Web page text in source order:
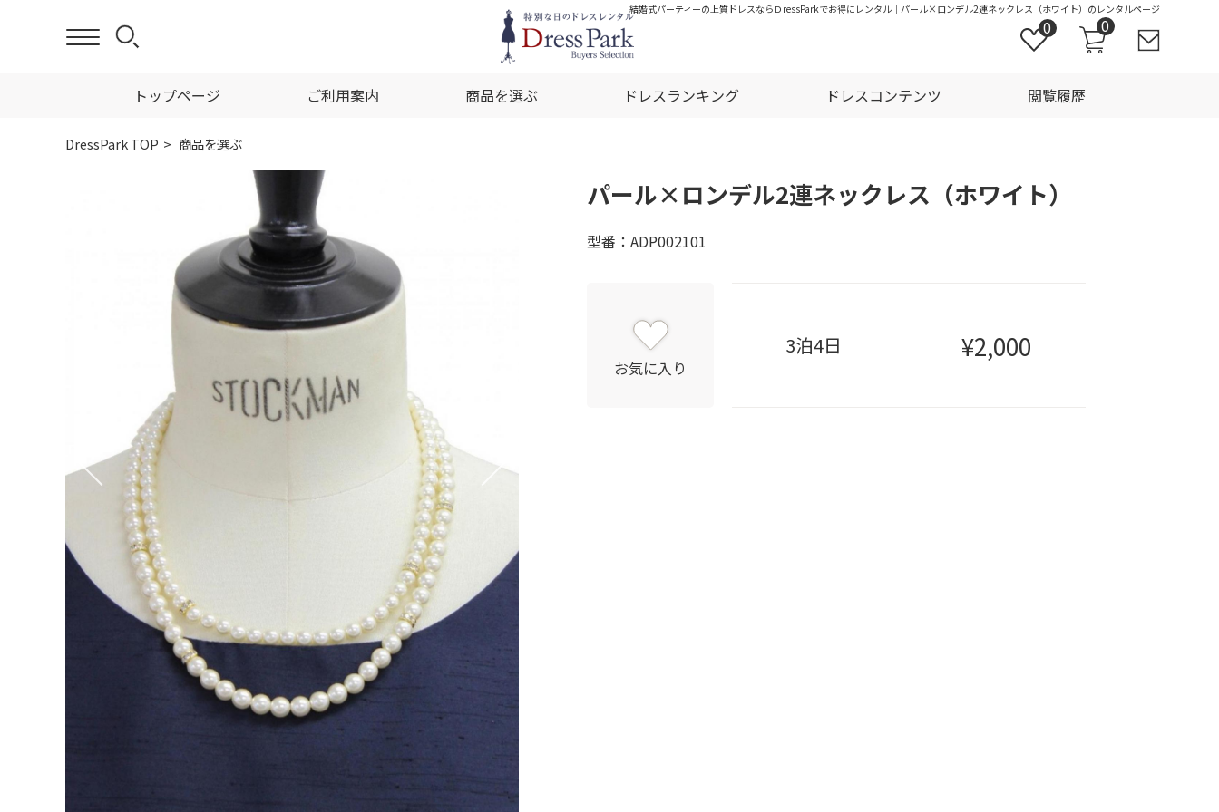
結婚式パーティーの上質ドレスならＤressParkでお得にレンタル｜パール×ロンデル2連ネックレス（ホワイト）のレンタルページ
トップページ ご利用案内 商品を選ぶ ドレスランキング ドレスコンテンツ 閲覧履歴
0 0
DressPark TOP 商品を選ぶ
パール×ロンデル2連ネックレス（ホワイト）
型番：ADP002101
お気に入り
3泊4日 ¥2,000